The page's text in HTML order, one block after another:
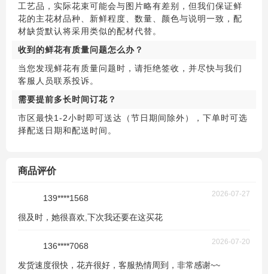
工艺品，实际花束可能会与图片略有差别，但我们保证鲜
花的主花材品种、新鲜程度、数量、颜色与说明一致，配
材缺货默认将采用类似的配材代替。
收到的鲜花有质量问题怎么办？
当您发现鲜花有质量问题时，请拒绝签收，并尽快与我们
客服人员联系投诉。
需要提前多长时间订花？
市区最快1-2小时即可送达（节日期间除外），下单时可选
择配送日期和配送时间。
商品评价
2026-07-27
139****1568
很及时，她很喜欢,下次我还要在这买花
2026-07-20
136****7068
发货速度很快，花卉很好，客服热情周到，非常感谢~~